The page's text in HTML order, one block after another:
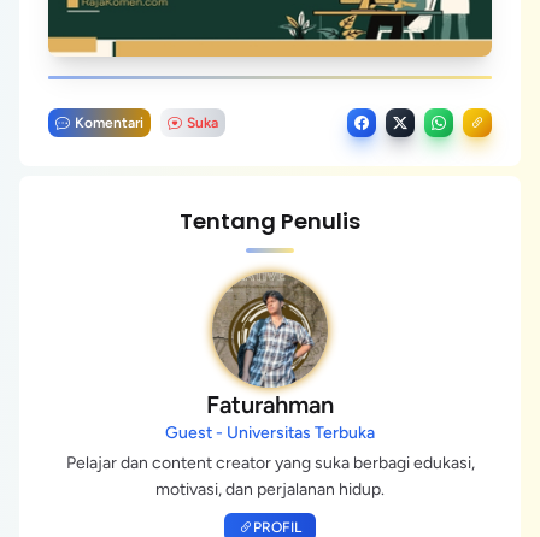
Komentari Suka
Tentang Penulis
Faturahman
Guest - Universitas Terbuka
Pelajar dan content creator yang suka berbagi edukasi,
motivasi, dan perjalanan hidup.
PROFIL